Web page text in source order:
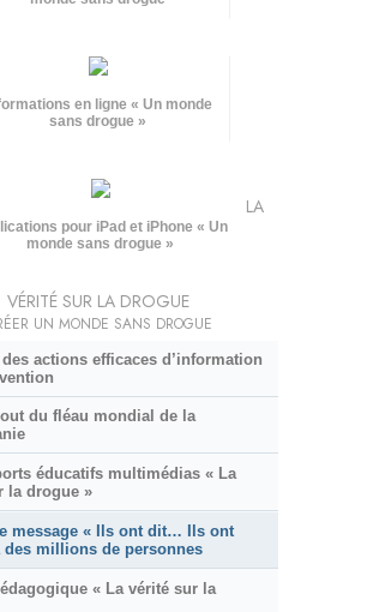
en ligne « Un monde
sans drogue »
pour iPad et iPhone « Un
monde sans drogue »
LA
VÉRITÉ SUR LA DROGUE
UN MONDE SANS DROGUE
actions efficaces d’information
du fléau mondial de la
éducatifs multimédias « La
la drogue »
message « Ils ont dit… Ils ont
des millions de personnes
« La vérité sur la